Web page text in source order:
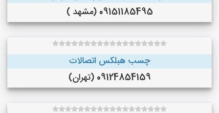
09151185495 (مشهد )
چسب هبلکس اتصالات
09124854159 (تهران)